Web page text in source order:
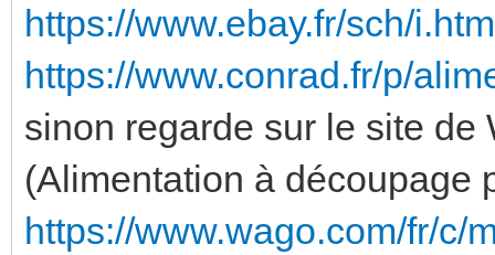
https://www.ebay.fr/sch/
https://www.conrad.fr/p/
sinon regarde sur le site de
(Alimentation à découpage
https://www.wago.com/fr/c/